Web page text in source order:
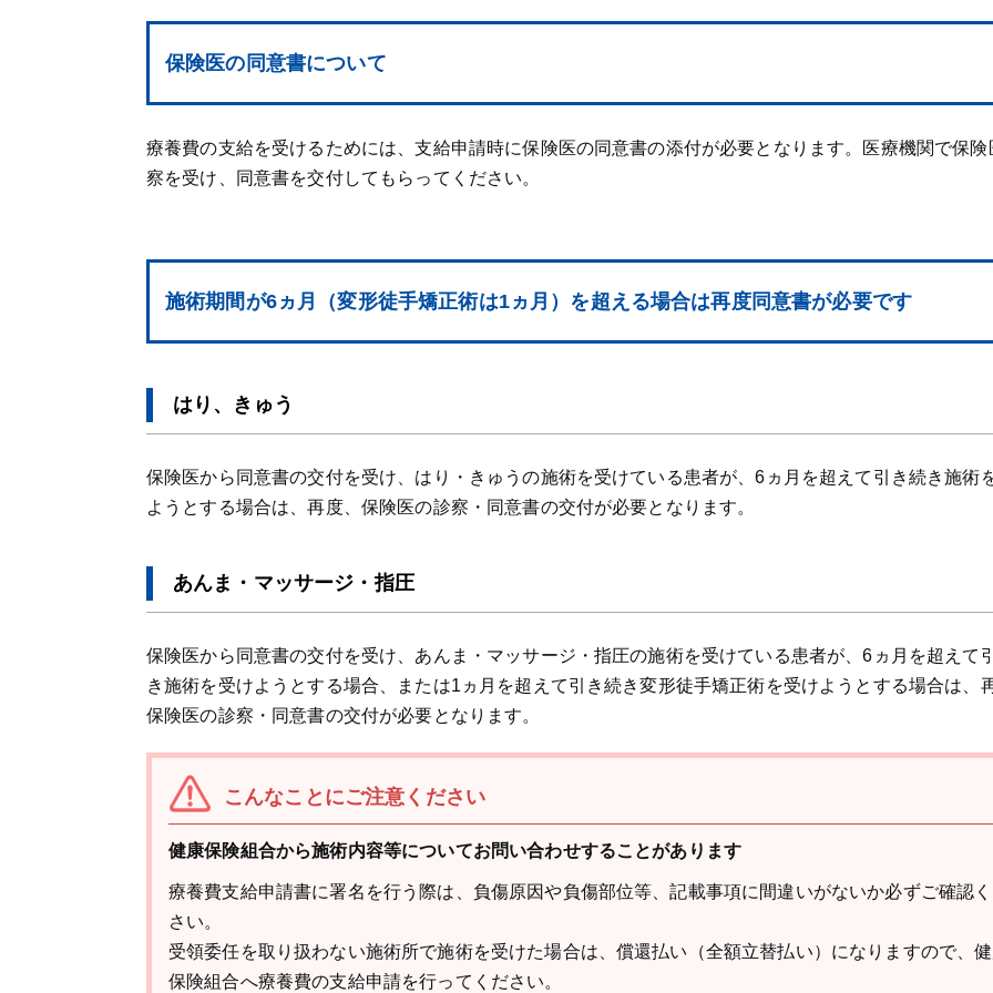
保険医の同意書について
療養費の支給を受けるためには、支給申請時に保険医の同意書の添付が必要となります。医療機関で保険
察を受け、同意書を交付してもらってください。
施術期間が6ヵ月（変形徒手矯正術は1ヵ月）を超える場合は再度同意書が必要です
はり、きゅう
保険医から同意書の交付を受け、はり・きゅうの施術を受けている患者が、6ヵ月を超えて引き続き施術
ようとする場合は、再度、保険医の診察・同意書の交付が必要となります。
あんま・マッサージ・指圧
保険医から同意書の交付を受け、あんま・マッサージ・指圧の施術を受けている患者が、6ヵ月を超えて
き施術を受けようとする場合、または1ヵ月を超えて引き続き変形徒手矯正術を受けようとする場合は、再
保険医の診察・同意書の交付が必要となります。
こんなことにご注意ください
健康保険組合から施術内容等についてお問い合わせすることがあります
療養費支給申請書に署名を行う際は、負傷原因や負傷部位等、記載事項に間違いがないか必ずご確認
さい。
受領委任を取り扱わない施術所で施術を受けた場合は、償還払い（全額立替払い）になりますので、
保険組合へ療養費の支給申請を行ってください。